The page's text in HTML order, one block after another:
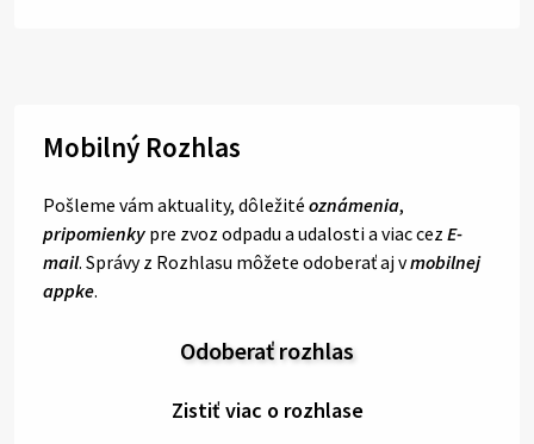
Mobilný Rozhlas
Pošleme vám aktuality, dôležité oznámenia,
pripomienky pre zvoz odpadu a udalosti a viac cez E-
mail. Správy z Rozhlasu môžete odoberať aj vmobilnej
appke.
Odoberať rozhlas
Zistiť viac o rozhlase